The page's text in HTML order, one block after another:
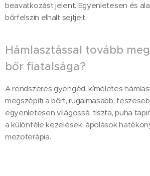
beavatkozást jelent. Egyenletesen és
bőrfelszín elhalt sejtjeit.
Hámlasztással tovább
bőr fiatalsága?
A rendszeres gyengéd, kíméletes
megszépíti a bőrt, rugalmasabb,
egyenletesen világossá, tiszta, puha
a különféle kezelések, ápolások
mezoterápia.